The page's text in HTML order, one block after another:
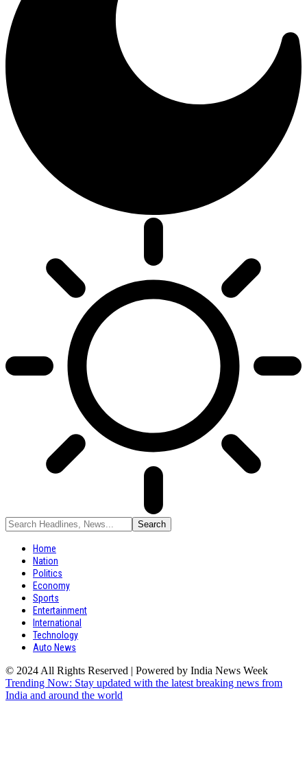
Home
Nation
Politics
Economy
Sports
Entertainment
International
Technology
Auto News
© 2024 All Rights Reserved | Powered by India News Week
Trending Now: Stay updated with the latest breaking news from
India and around the world